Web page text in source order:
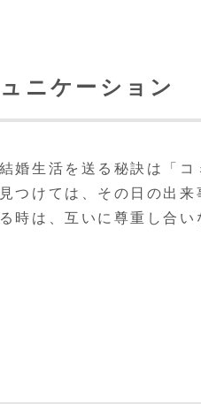
ニケーション
婚生活を送る秘訣は「
つけては、その日の出
時は、互いに尊重し合